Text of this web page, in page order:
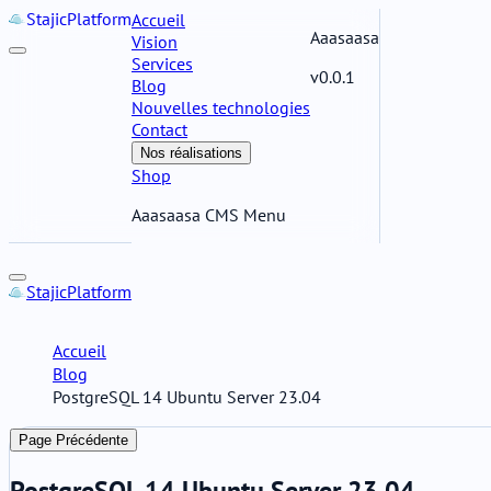
StajicPlatformAccueil
Vision
Services
Blog
Nouvelles technologies
Contact
Nos réalisations
Shop
Aaasaasa CMS Menu
Aaasaasa
v0.0.1
StajicPlatform
Accueil
Blog
PostgreSQL 14 Ubuntu Server 23.04
Page Précédente